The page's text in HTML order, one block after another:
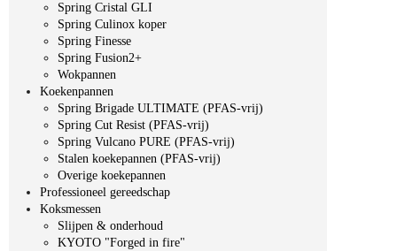
Spring Cristal GLI
Spring Culinox koper
Spring Finesse
Spring Fusion2+
Wokpannen
Koekenpannen
Spring Brigade ULTIMATE (PFAS-vrij)
Spring Cut Resist (PFAS-vrij)
Spring Vulcano PURE (PFAS-vrij)
Stalen koekepannen (PFAS-vrij)
Overige koekepannen
Professioneel gereedschap
Koksmessen
Slijpen & onderhoud
KYOTO "Forged in fire"